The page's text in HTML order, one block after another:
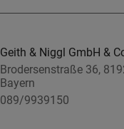
Geith & Niggl GmbH &
Brodersenstraße 36,
Bayern
089/9939150